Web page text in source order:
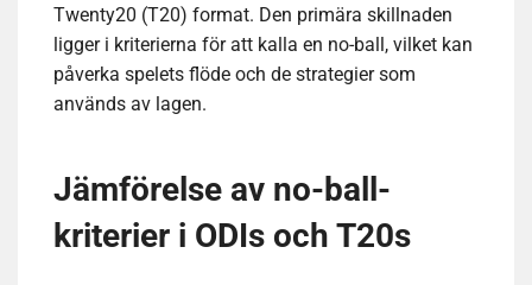
Twenty20 (T20) format. Den primära skillnaden
ligger i kriterierna för att kalla en no-ball, vilket kan
påverka spelets flöde och de strategier som
används av lagen.
Jämförelse av no-ball-
kriterier i ODIs och T20s